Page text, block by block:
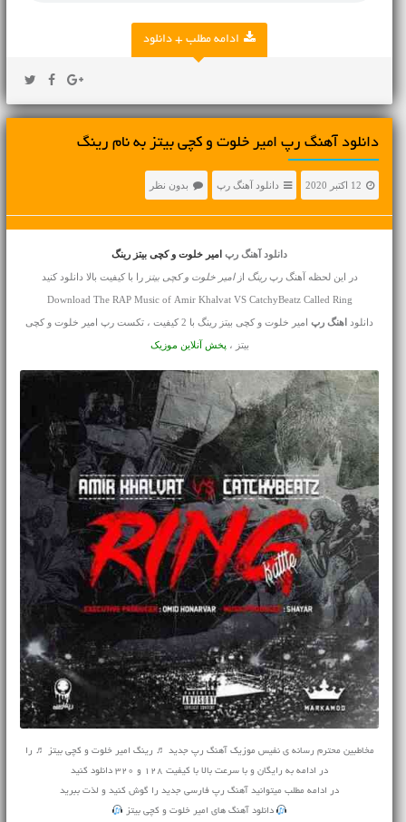
ادامه مطلب + دانلود
دانلود آهنگ رپ امیر خلوت و کچی بیتز به نام رینگ
12 اکتبر 2020 دانلود آهنگ رپ بدون نظر
دانلود آهنگ رپامیر خلوت و کچی بیتز رینگ
در این لحظه آهنگ رپرینگ ازامیر خلوت و کچی بیتز را با کیفیت بالا دانلود کنید
Download The RAP Music of Amir Khalvat VS CatchyBeatz Called Ring
دانلود اهنگ رپ امیر خلوت و کچی بیتز رینگ با 2 کیفیت ، تکست رپ امیر خلوت و کچی
بیتز ، پخش آنلاین موزیک
مخاطبین محترم رسانه ی نفیس موزیک آهنگ رپ جدید ♬ رینگ امیر خلوت و کچی بیتز ♬ را
در ادامه به رایگان و با سرعت بالا با کیفیت 128 و 320 دانلود کنید
در ادامه مطلب میتوانید آهنگرپ فارسی جدید را گوش کنید و لذت ببرید
دانلود آهنگ های امیر خلوت و کچی بیتز